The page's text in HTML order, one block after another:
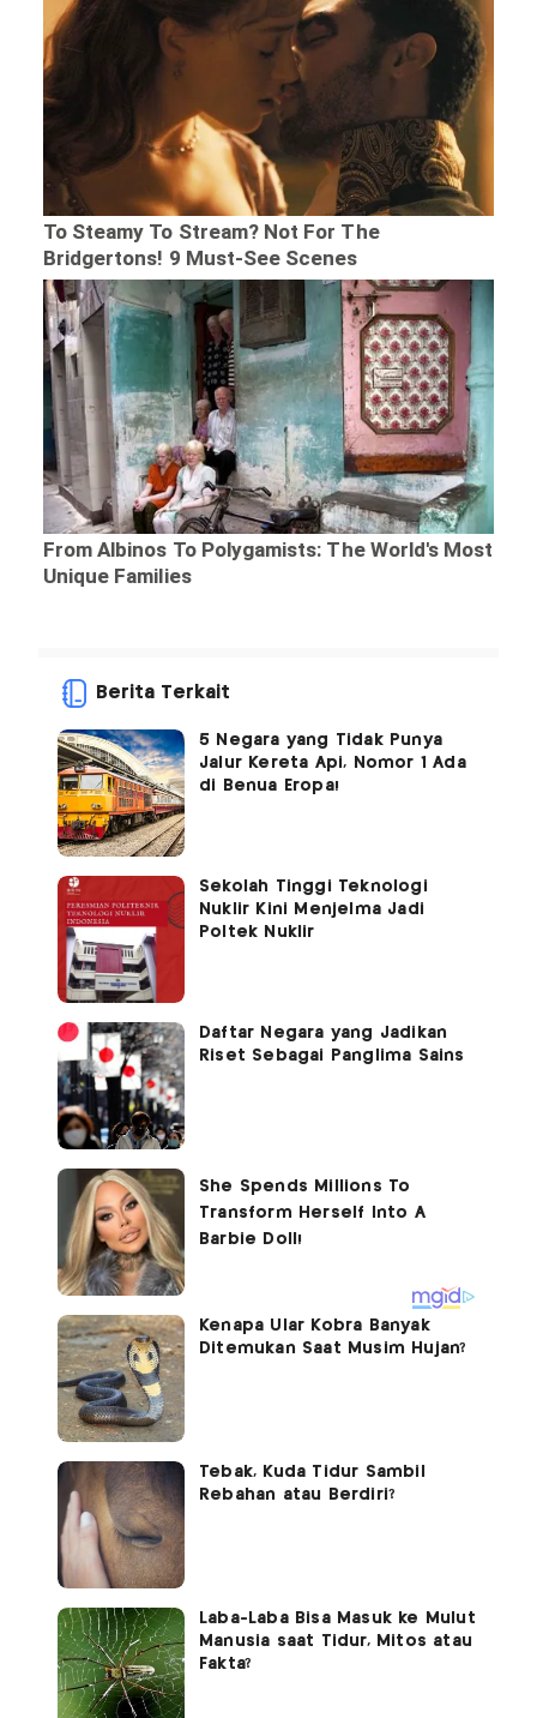
Berita Terkait
5 Negara yang Tidak Punya
Jalur Kereta Api, Nomor 1 Ada
di Benua Eropa!
Sekolah Tinggi Teknologi
Nuklir Kini Menjelma Jadi
Poltek Nuklir
Daftar Negara yang Jadikan
Riset Sebagai Panglima Sains
Kenapa Ular Kobra Banyak
Ditemukan Saat Musim Hujan?
Tebak, Kuda Tidur Sambil
Rebahan atau Berdiri?
Laba-Laba Bisa Masuk ke Mulut
Manusia saat Tidur, Mitos atau
Fakta?